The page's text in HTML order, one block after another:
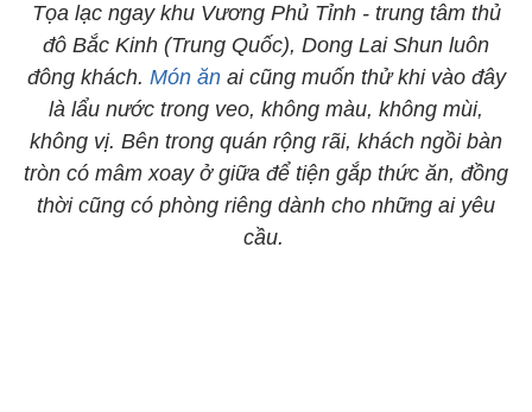
Tọa lạc ngay khu Vương Phủ Tỉnh - trung tâm thủ
đô Bắc Kinh (Trung Quốc), Dong Lai Shun luôn
đông khách. Món ănai cũng muốn thử khi vào đây
là lẩu nước trong veo, không màu, không mùi,
không vị. Bên trong quán rộng rãi, khách ngồi bàn
tròn có mâm xoay ở giữa để tiện gắp thức ăn, đồng
thời cũng có phòng riêng dành cho những ai yêu
cầu.